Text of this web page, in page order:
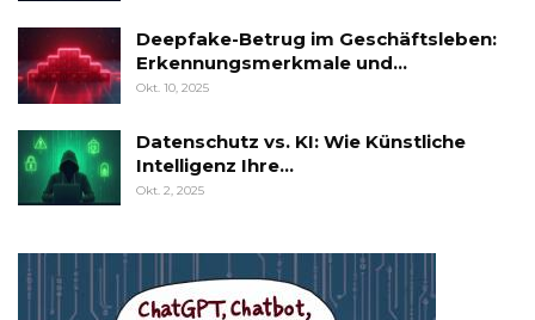
Deepfake-Betrug im Geschäftsleben:
Erkennungsmerkmale und…
Okt. 10, 2025
Datenschutz vs. KI: Wie Künstliche
Intelligenz Ihre…
Okt. 2, 2025